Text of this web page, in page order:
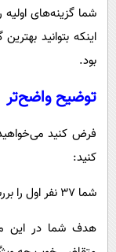
شما گزینه‌های اولیه
اینکه بتوانید
بود.
توضیح واضح‌تر
کنید:
شما ۳۷ نفر اول را بررسی می‌کنید اما هیچ‌کدام را انتخاب نمی‌کنید.
هدف شما در این